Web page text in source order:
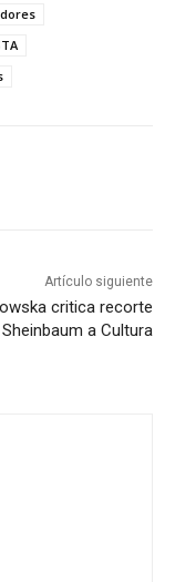
Artículo siguiente
critica recorte
a Cultura